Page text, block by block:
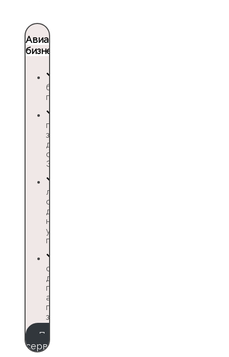
Авиасэйлс для
бизнеса
билеты и отели
по низким ценам
полный пакет
закрывающих
документов,
синхронизация с
ЭДО
личный кабинет,
оплата с
депозита,
настройка
условий трэвел-
политики
сервис не берёт
дополнительных
платежей: нет
абонентской
платы и комиссии
за оформление
Протестировать
сервис